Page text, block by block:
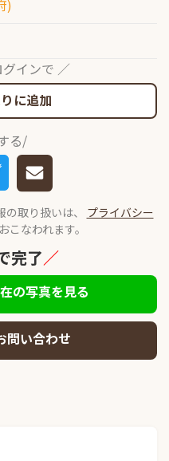
)
インで ／
に追加
る/
取り扱いは、 プライバシー
こなわれます。
完了／
の写真を見る
問い合わせ